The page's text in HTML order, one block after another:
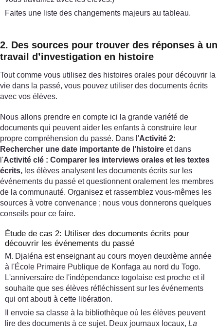
Faites une liste des changements majeurs au tableau.
2. Des sources pour trouver des réponses à un
travail d’investigation en histoire
Tout comme vous utilisez des histoires orales pour découvrir la
vie dans la passé, vous pouvez utiliser des documents écrits
avec vos élèves.
Nous allons prendre en compte ici la grande variété de
documents qui peuvent aider les enfants à construire leur
propre compréhension du passé. Dans l'Activité 2:
Rechercher une date importante de l’histoire et dans
l'Activité clé : Comparer les interviews orales et les textes
écrits, les élèves analysent les documents écrits sur les
événements du passé et questionnent oralement les membres
de la communauté. Organisez et rassemblez vous-mêmes les
sources à votre convenance ; nous vous donnerons quelques
conseils pour ce faire.
Étude de cas 2: Utiliser des documents écrits pour
découvrir les événements du passé
M. Djaléna est enseignant au cours moyen deuxième année
à l'École Primaire Publique de Konfaga au nord du Togo.
L'anniversaire de l'indépendance togolaise est proche et il
souhaite que ses élèves réfléchissent sur les événements
qui ont abouti à cette libération.
Il envoie sa classe à la bibliothèque où les élèves peuvent
lire des documents à ce sujet. Deux journaux locaux, La